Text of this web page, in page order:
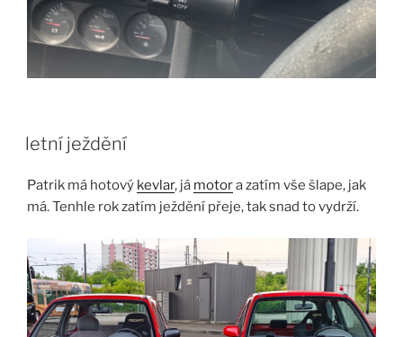
letní ježdění
Patrik má hotový kevlar, já motora zatím vše šlape, jak
má. Tenhle rok zatím ježdění přeje, tak snad to vydrží.